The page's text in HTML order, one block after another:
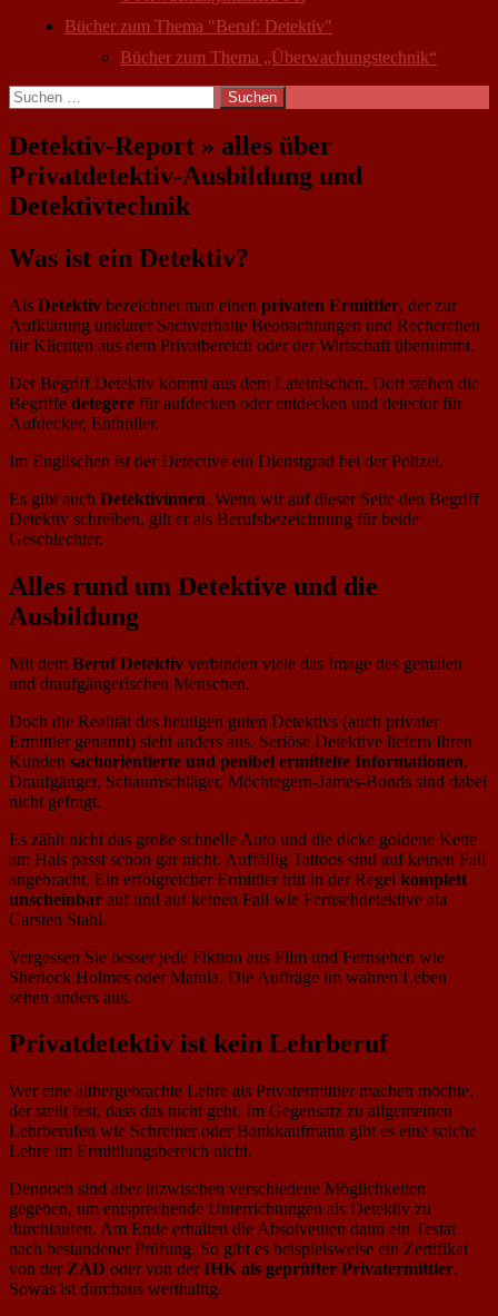
Bücher zum Thema "Beruf: Detektiv"
Bücher zum Thema „Überwachungstechnik“
Suchen
nach:
Detektiv-Report » alles über
Privatdetektiv-Ausbildung und
Detektivtechnik
Was ist ein Detektiv?
Als Detektiv bezeichnet man einen privaten Ermittler, der zur
Aufklärung unklarer Sachverhalte Beobachtungen und Recherchen
für Klienten aus dem Privatbereich oder der Wirtschaft übernimmt.
Der Begriff Detektiv kommt aus dem Lateinischen. Dort stehen die
Begriffe detegere für aufdecken oder entdecken und detector für
Aufdecker, Enthüller.
Im Englischen ist der Detective ein Dienstgrad bei der Polizei.
Es gibt auch Detektivinnen. Wenn wir auf dieser Seite den Begriff
Detektiv schreiben, gilt er als Berufsbezeichnung für beide
Geschlechter.
Alles rund um Detektive und die
Ausbildung
Mit dem Beruf Detektiv verbinden viele das Image des genialen
und draufgängerischen Menschen.
Doch die Realität des heutigen guten Detektivs (auch privater
Ermittler genannt) sieht anders aus. Seriöse Detektive liefern Ihren
Kunden sachorientierte und penibel ermittelte Informationen.
Draufgänger, Schaumschläger, Möchtegern-James-Bonds sind dabei
nicht gefragt.
Es zählt nicht das große schnelle Auto und die dicke goldene Kette
am Hals passt schon gar nicht. Auffällig Tattoos sind auf keinen Fall
angebracht. Ein erfolgreicher Ermittler tritt in der Regel komplett
unscheinbar auf und auf keinen Fall wie Fernsehdetektive ala
Carsten Stahl.
Vergessen Sie besser jede Fiktion aus Film und Fernsehen wie
Sherlock Holmes oder Matula. Die Aufträge im wahren Leben
sehen anders aus.
Privatdetektiv ist kein Lehrberuf
Wer eine althergebrachte Lehre als Privatermittler machen möchte,
der stellt fest, dass das nicht geht. Im Gegensatz zu allgemeinen
Lehrberufen wie Schreiner oder Bankkaufmann gibt es eine solche
Lehre im Ermittlungsbereich nicht.
Dennoch sind aber inzwischen verschiedene Möglichkeiten
gegeben, um entsprechende Unterrichtungen als Detektiv zu
durchlaufen. Am Ende erhalten die Absolventen dann ein Testat
nach bestandener Prüfung. So gibt es beispielsweise ein Zertifikat
von der ZAD oder von der IHK als geprüfter Privatermittler.
Sowas ist durchaus werthaltig.